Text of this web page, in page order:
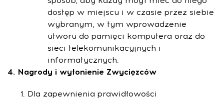
dostęp w miejscu i w czasie przez siebie
wybranym, w tym wprowadzenie
utworu do pamięci komputera oraz do
sieci telekomunikacyjnych i
informatycznych.
4. Nagrody i wyłonienie Zwycięzców
Dla zapewnienia prawidłowości